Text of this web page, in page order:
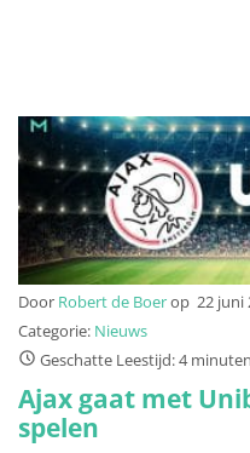
Door Robert de Boerop 22 juni
Categorie: Nieuws
Geschatte Leestijd: 4 minuten
Ajax gaat met
spelen